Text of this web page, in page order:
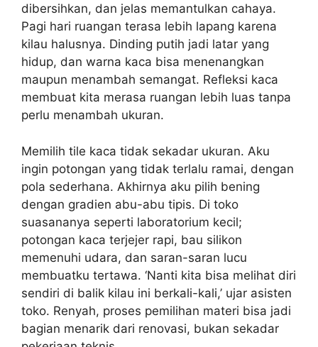
dibersihkan, dan jelas memantulkan cahaya.
Pagi hari ruangan terasa lebih lapang karena
kilau halusnya. Dinding putih jadi latar yang
hidup, dan warna kaca bisa menenangkan
maupun menambah semangat. Refleksi kaca
membuat kita merasa ruangan lebih luas tanpa
perlu menambah ukuran.
Memilih tile kaca tidak sekadar ukuran. Aku
ingin potongan yang tidak terlalu ramai, dengan
pola sederhana. Akhirnya aku pilih bening
dengan gradien abu-abu tipis. Di toko
suasananya seperti laboratorium kecil;
potongan kaca terjejer rapi, bau silikon
memenuhi udara, dan saran-saran lucu
membuatku tertawa. ‘Nanti kita bisa melihat diri
sendiri di balik kilau ini berkali-kali,’ ujar asisten
toko. Renyah, proses pemilihan materi bisa jadi
bagian menarik dari renovasi, bukan sekadar